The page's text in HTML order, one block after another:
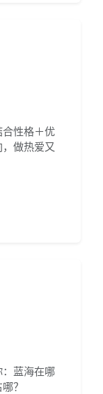
性格＋优
做热爱又
蓝海在哪
？